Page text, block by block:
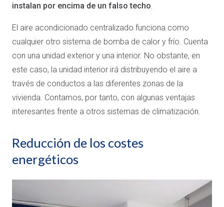
instalan por encima de un falso techo
El aire acondicionado centralizado funciona como
cualquier otro sistema de bomba de calor y frío. Cuenta
con una unidad exterior y una interior. No obstante, en
este caso, la unidad interior irá distribuyendo el aire a
través de conductos a las diferentes zonas de la
vivienda. Contamos, por tanto, con algunas ventajas
interesantes frente a otros sistemas de climatización.
Reducción de los costes
energéticos